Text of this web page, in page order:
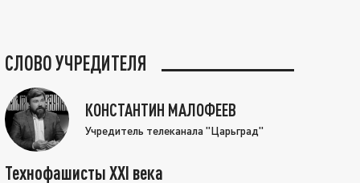
СЛОВО УЧРЕДИТЕЛЯ
КОНСТАНТИН МАЛОФЕЕВ
Учредитель телеканала "Царьград"
Технофашисты XXI века